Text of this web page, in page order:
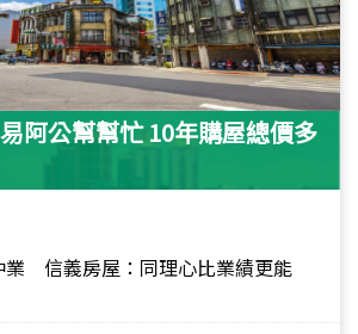
阿公幫幫忙 10年購屋總價多
業 信義房屋：同理心比業績更能